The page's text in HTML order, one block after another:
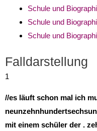
Schule und
Schule und
Schule und
Falldarstellung
1
//es läuft schon mal ich
mit einem schüler der .